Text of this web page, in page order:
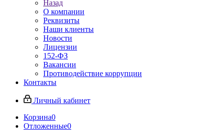
Назад
О компании
Реквизиты
Наши клиенты
Новости
Лицензии
152-ФЗ
Вакансии
Противодействие коррупции
Контакты
Личный кабинет
Корзина0
Отложенные0